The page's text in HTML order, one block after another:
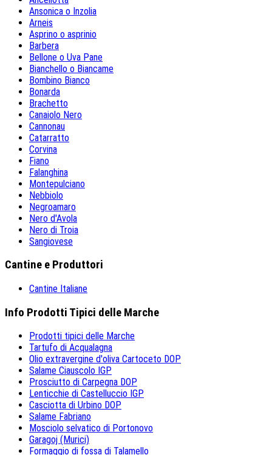
Ansonica o Inzolia
Arneis
Asprino o asprinio
Barbera
Bellone o Uva Pane
Bianchello o Biancame
Bombino Bianco
Bonarda
Brachetto
Canaiolo Nero
Cannonau
Catarratto
Corvina
Fiano
Falanghina
Montepulciano
Nebbiolo
Negroamaro
Nero d'Avola
Nero di Troia
Sangiovese
Cantine e Produttori
Cantine Italiane
Info Prodotti Tipici delle Marche
Prodotti tipici delle Marche
Tartufo di Acqualagna
Olio extravergine d'oliva Cartoceto DOP
Salame Ciauscolo IGP
Prosciutto di Carpegna DOP
Lenticchie di Castelluccio IGP
Casciotta di Urbino DOP
Salame Fabriano
Mosciolo selvatico di Portonovo
Garagoj (Murici)
Formaggio di fossa di Talamello